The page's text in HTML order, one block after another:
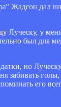
Жадсон дал
Луческу, у
был для
но
забивать
его